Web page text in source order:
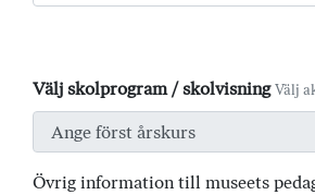
Välj skolprogram / skolvisning Välj
Övrig information till museets